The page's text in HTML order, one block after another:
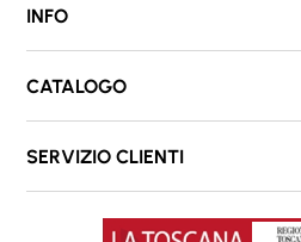
INFO
CATALOGO
SERVIZIO CLIENTI